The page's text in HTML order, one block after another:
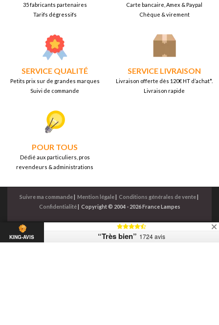
35 fabricants partenaires
Tarifs dégressifs
Carte bancaire, Amex & Paypal
Chèque & virement
SERVICE QUALITÉ
Petits prix sur de grandes marques
Suivi de commande
SERVICE LIVRAISON
Livraison offerte dès 120€ HT d’achat*.
Livraison rapide
POUR TOUS
Dédié aux particuliers, pros
revendeurs & administrations
Suivre ma commande Mention légale Conditions générales de vente
Confidentialité| Copyright © 2004 - 2026 France Lampes
KING-AVIS “Très bien” 1724 avis